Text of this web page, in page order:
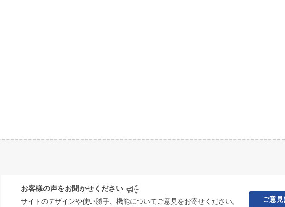
お客様の声をお聞かせください
サイトのデザインや使い勝手、機能についてご意見をお寄せください。
ご意見